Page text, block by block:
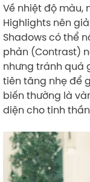
Về nhiệt độ màu,
Highlights nên
Shadows có thể
phản (Contrast)
nhưng tránh quá
tiên tăng nhẹ để
biến thường là
diện cho tinh